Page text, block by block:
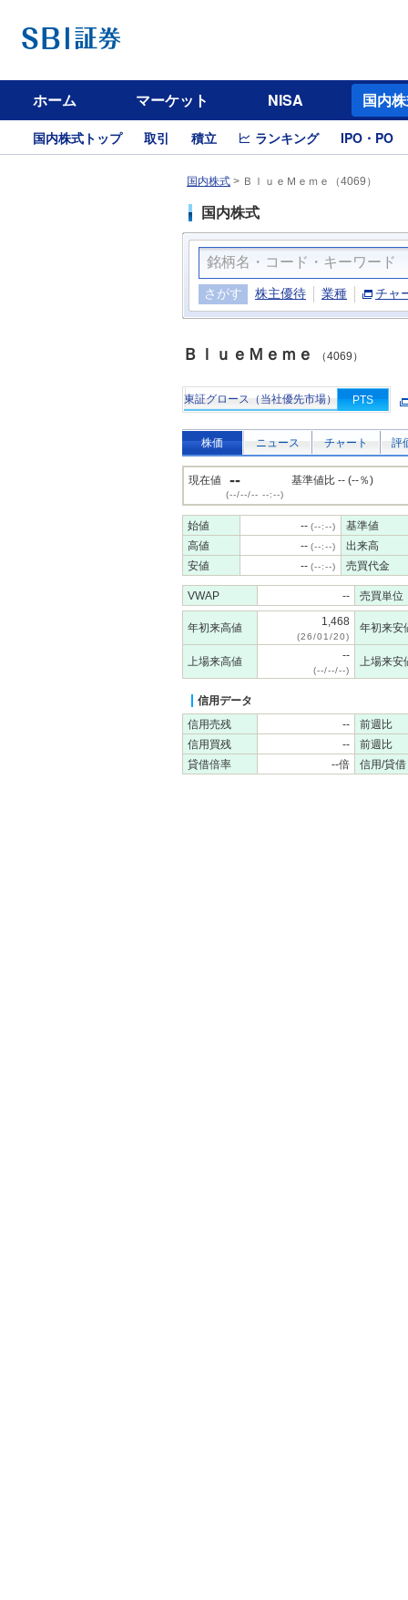
ホーム マーケット NISA 国内
国内株式トップ 取引 積立 ランキング IPO・PO
国内株式 > ＢｌｕｅＭｅｍｅ（4069）
国内株式
さがす 株主優待 業種 チャ
ＢｌｕｅＭｅｍｅ （4069）
東証グロース（当社優先市場） PTS
株価 ニュース チャート 評
現在値 --
(--/--/-- --:--)
基準値比 -- (--％)
始値 -- (--:--)
基準値
高値
-- (--:--)
出来高
安値
-- (--:--) 売買代金
VWAP -- 売買単位
年初来高値 1,468
(26/01/20)
年初来安
上場来高値 --
(--/--/--)
上場来安
信用データ
信用売残
--
前週比
信用買残
--
前週比
貸借倍率
--倍 信用/貸借